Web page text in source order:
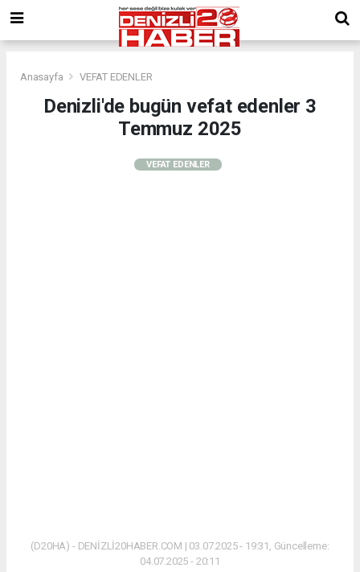
Anasayfa VEFAT EDENLER
Denizli'de bugün vefat edenler 3
Temmuz 2025
VEFAT EDENLER
(D20HA) - DENİZLİ20HABER.COM | 03.07.2025 - 19:31, Güncelleme:
04.07.2025 - 20:11